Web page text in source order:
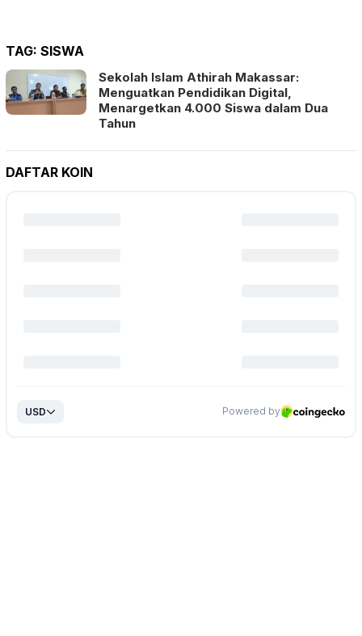
TAG: SISWA
Sekolah Islam Athirah Makassar:
Menguatkan Pendidikan Digital,
Menargetkan 4.000 Siswa dalam Dua
Tahun
DAFTAR KOIN